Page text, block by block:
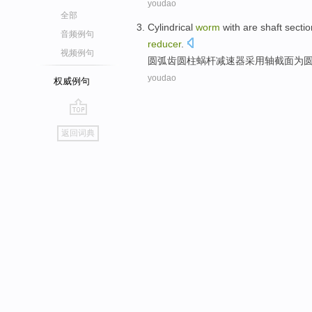
全部
音频例句
视频例句
权威例句
go
top
返回词典
youdao
Cylindrical worm with are shaft
reducer.
圆弧齿圆柱蜗杆减速器采用轴截面为
youdao